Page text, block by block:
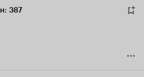
387